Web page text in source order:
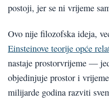
postoji, jer se ni vrijeme
Ovo nije filozofska ideja,
Einsteinove teorije opće
nastaje prostorvrijeme —
objedinjuje prostor i
milijarde godina razviti